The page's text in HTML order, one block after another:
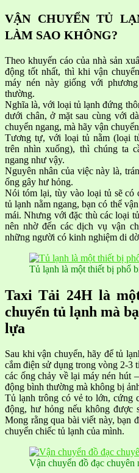
VẬN CHUYỂN TỦ
LÀM SAO KHÔNG?
Theo khuyến cáo của nhà sản
động tốt nhất, thì khi vận
máy nén này giống với
thường.
Nghĩa là, với loại tủ lạnh đứng
dưới chân, ở mặt sau cùng với
chuyển ngang, mà hãy vận
Tương tự, với loại tủ nằm (loại
trên nhìn xuống), thì chúng ta
ngang như vậy.
Nguyên nhân của việc này là,
ống gây hư hỏng.
Nói tóm lại, tùy vào loại tủ sẽ có
tủ lạnh nằm ngang, bạn có thể
mái. Nhưng với đặc thù các loại
nên nhờ đến các dịch vụ vận
những người có kinh nghiệm di
Tủ lạnh là một thiết bị phổ
Taxi Tải 24H là
chuyển tủ lạnh mà
lựa
Sau khi vận chuyển, hãy để tủ
cắm điện sử dụng trong vòng 2-3
các ống chảy về lại máy nén hút
động bình thường mà không bị
Tủ lạnh trông có vẻ to lớn, cứng
động, hư hỏng nếu không được
Mong rằng qua bài viết này, bạn
chuyển chiếc tủ lạnh của mình.
Vận chuyển đồ đạc chuyên